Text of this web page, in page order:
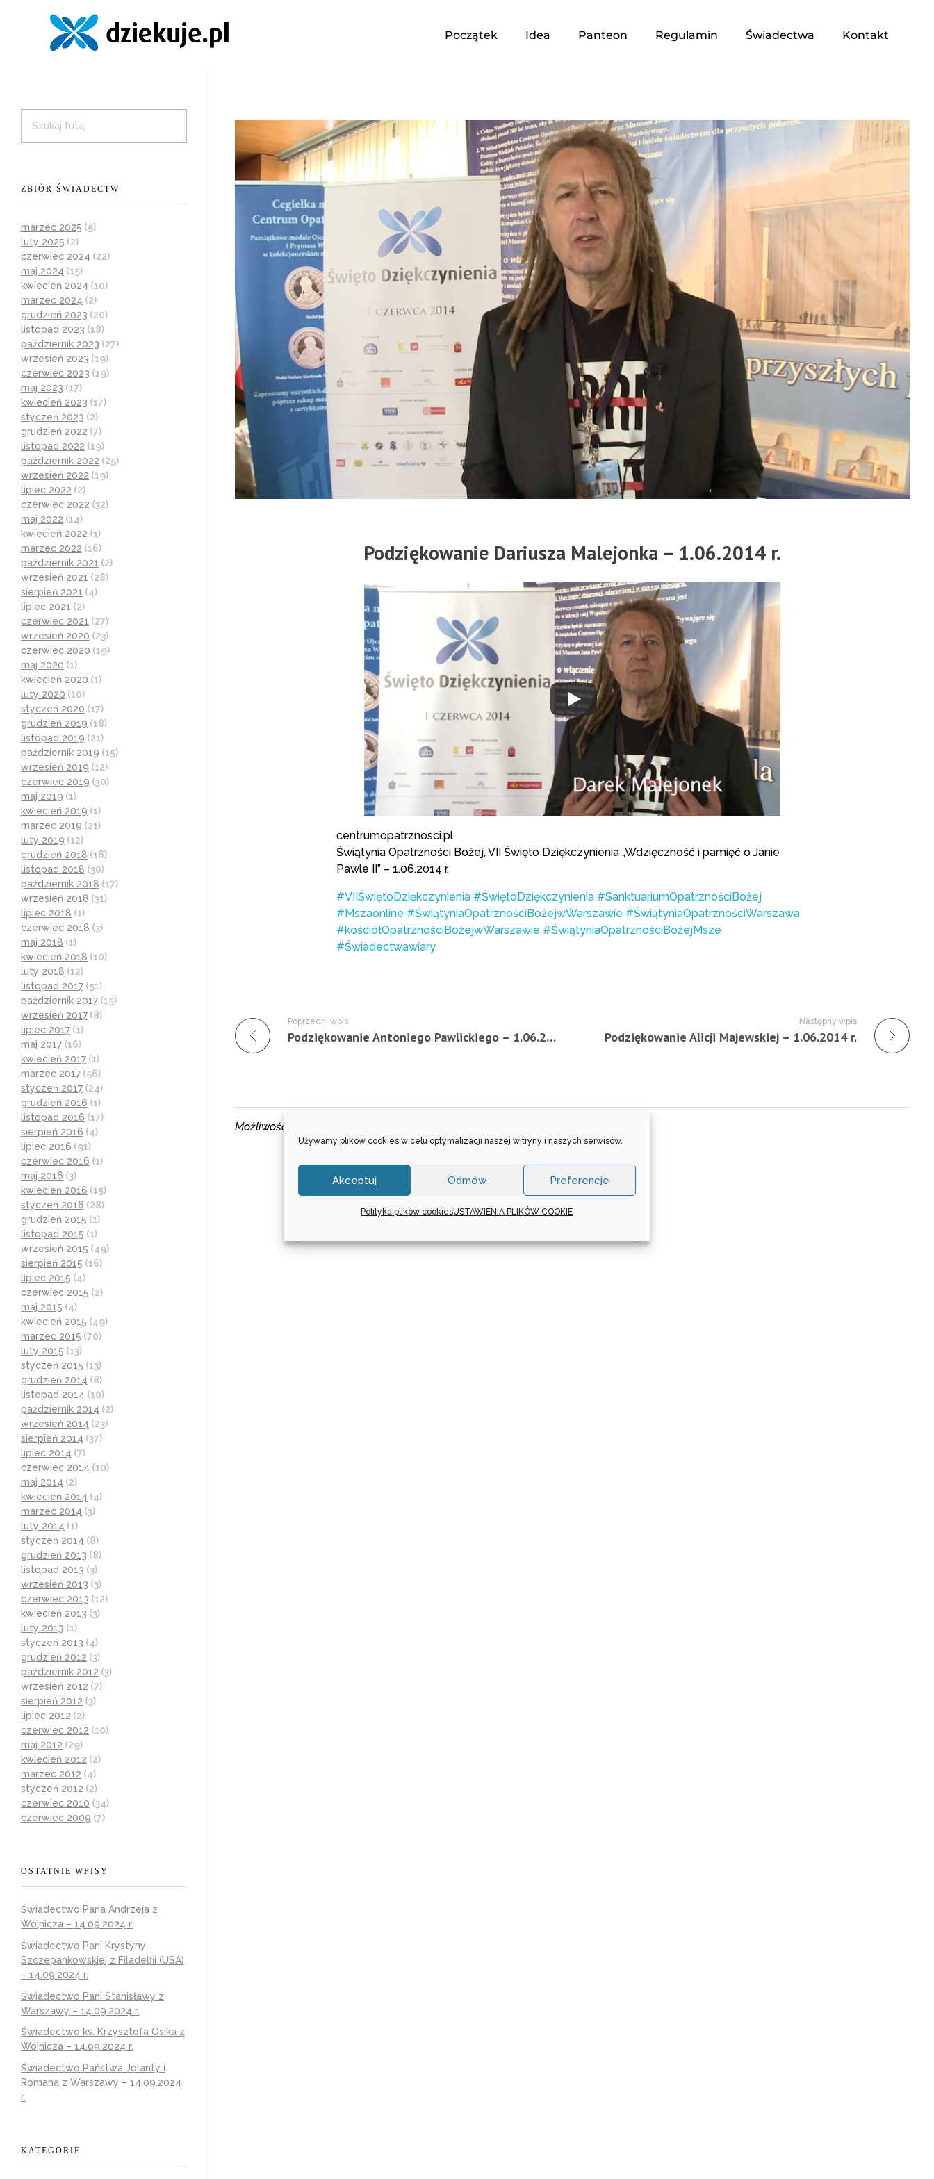
Używamy plików cookies w celu optymalizacji naszej witryny i naszych serwisów.
Akceptuj Odmów Preferencje
Polityka plików cookiesUSTAWIENIA PLIKÓW COOKIE
Początek Idea Panteon Regulamin Świadectwa Kontakt
Podziękowanie Dariusza Malejonka – 1.06.2014 r.
centrumopatrznosci.pl
Świątynia Opatrzności Bożej, VII Święto Dziękczynienia „Wdzięczność i pamięć o Janie
Pawle II” – 1.06.2014 r.
#VIIŚwiętoDziękczynienia #ŚwiętoDziękczynienia #SanktuariumOpatrznościBożej
#Mszaonline #ŚwiątyniaOpatrznościBożejwWarszawie #ŚwiątyniaOpatrznościWarszawa
#kościółOpatrznościBożejwWarszawie #ŚwiątyniaOpatrznościBożejMsze
#Świadectwawiary
Poprzedni wpis
Podziękowanie Antoniego Pawlickiego – 1.06.2014 r.
Następny wpis
Podziękowanie Alicji Majewskiej – 1.06.2014 r.
Możliwość komentowania została wyłączona.
ZBIÓR ŚWIADECTW
marzec 2025 (5)
luty 2025 (2)
czerwiec 2024 (22)
maj 2024 (15)
kwiecień 2024 (10)
marzec 2024 (2)
grudzień 2023 (20)
listopad 2023 (18)
październik 2023 (27)
wrzesień 2023 (19)
czerwiec 2023 (19)
maj 2023 (17)
kwiecień 2023 (17)
styczeń 2023 (2)
grudzień 2022 (7)
listopad 2022 (19)
październik 2022 (25)
wrzesień 2022 (19)
lipiec 2022 (2)
czerwiec 2022 (32)
maj 2022 (14)
kwiecień 2022 (1)
marzec 2022 (16)
październik 2021 (2)
wrzesień 2021 (28)
sierpień 2021 (4)
lipiec 2021 (2)
czerwiec 2021 (27)
wrzesień 2020 (23)
czerwiec 2020 (19)
maj 2020 (1)
kwiecień 2020 (1)
luty 2020 (10)
styczeń 2020 (17)
grudzień 2019 (18)
listopad 2019 (21)
październik 2019 (15)
wrzesień 2019 (12)
czerwiec 2019 (30)
maj 2019 (1)
kwiecień 2019 (1)
marzec 2019 (21)
luty 2019 (12)
grudzień 2018 (16)
listopad 2018 (30)
październik 2018 (17)
wrzesień 2018 (31)
lipiec 2018 (1)
czerwiec 2018 (3)
maj 2018 (1)
kwiecień 2018 (10)
luty 2018 (12)
listopad 2017 (51)
październik 2017 (15)
wrzesień 2017 (8)
lipiec 2017 (1)
maj 2017 (16)
kwiecień 2017 (1)
marzec 2017 (56)
styczeń 2017 (24)
grudzień 2016 (1)
listopad 2016 (17)
sierpień 2016 (4)
lipiec 2016 (91)
czerwiec 2016 (1)
maj 2016 (3)
kwiecień 2016 (15)
styczeń 2016 (28)
grudzień 2015 (1)
listopad 2015 (1)
wrzesień 2015 (49)
sierpień 2015 (16)
lipiec 2015 (4)
czerwiec 2015 (2)
maj 2015 (4)
kwiecień 2015 (49)
marzec 2015 (70)
luty 2015 (13)
styczeń 2015 (13)
grudzień 2014 (8)
listopad 2014 (10)
październik 2014 (2)
wrzesień 2014 (23)
sierpień 2014 (37)
lipiec 2014 (7)
czerwiec 2014 (10)
maj 2014 (2)
kwiecień 2014 (4)
marzec 2014 (3)
luty 2014 (1)
styczeń 2014 (8)
grudzień 2013 (8)
listopad 2013 (3)
wrzesień 2013 (3)
czerwiec 2013 (12)
kwiecień 2013 (3)
luty 2013 (1)
styczeń 2013 (4)
grudzień 2012 (3)
październik 2012 (3)
wrzesień 2012 (7)
sierpień 2012 (3)
lipiec 2012 (2)
czerwiec 2012 (10)
maj 2012 (29)
kwiecień 2012 (2)
marzec 2012 (4)
styczeń 2012 (2)
czerwiec 2010 (34)
czerwiec 2009 (7)
OSTATNIE WPISY
Świadectwo Pana Andrzeja z
Wojnicza – 14.09.2024 r.
Świadectwo Pani Krystyny
Szczepankowskiej z Filadelfii (USA)
– 14.09.2024 r.
Świadectwo Pani Stanisławy z
Warszawy – 14.09.2024 r.
Świadectwo ks. Krzysztofa Osika z
Wojnicza – 14.09.2024 r.
Świadectwo Państwa Jolanty i
Romana z Warszawy – 14.09.2024
r.
KATEGORIE